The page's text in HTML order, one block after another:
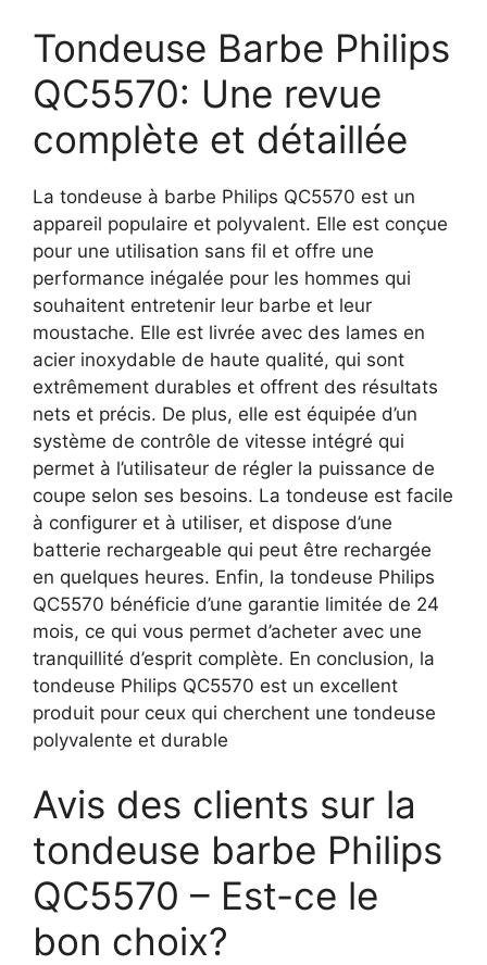
Tondeuse Barbe Philips
QC5570: Une revue
complète et détaillée
La tondeuse à barbe Philips QC5570 est un
appareil populaire et polyvalent. Elle est conçue
pour une utilisation sans fil et offre une
performance inégalée pour les hommes qui
souhaitent entretenir leur barbe et leur
moustache. Elle est livrée avec des lames en
acier inoxydable de haute qualité, qui sont
extrêmement durables et offrent des résultats
nets et précis. De plus, elle est équipée d’un
système de contrôle de vitesse intégré qui
permet à l’utilisateur de régler la puissance de
coupe selon ses besoins. La tondeuse est facile
à configurer et à utiliser, et dispose d’une
batterie rechargeable qui peut être rechargée
en quelques heures. Enfin, la tondeuse Philips
QC5570 bénéficie d’une garantie limitée de 24
mois, ce qui vous permet d’acheter avec une
tranquillité d’esprit complète. En conclusion, la
tondeuse Philips QC5570 est un excellent
produit pour ceux qui cherchent une tondeuse
polyvalente et durable
Avis des clients sur la
tondeuse barbe Philips
QC5570 – Est-ce le
bon choix?